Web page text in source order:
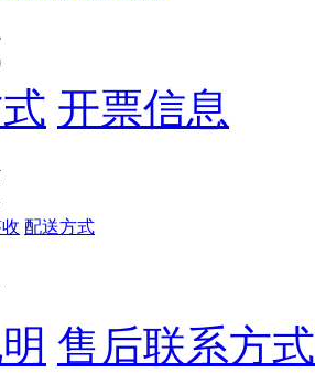
开票信息
配送方式
售后联系方式